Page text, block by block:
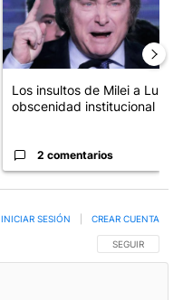
Los insultos de Milei a Lula:
obscenidad institucional
2 comentarios
SIGA ESTA
SEGUIR
INICIAR SESIÓN CREAR CUENTA